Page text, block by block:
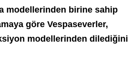
modellerinden birine sahip
göre Vespaseverler,
modellerinden dilediğini